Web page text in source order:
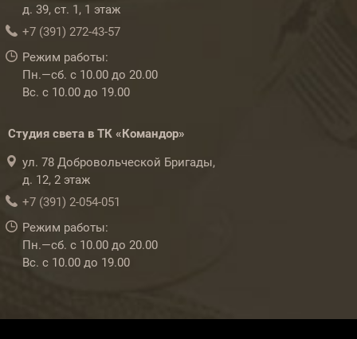
д. 39, ст. 1, 1 этаж
+7 (391) 272-43-57
Режим работы:
Пн.—сб. с 10.00 до 20.00
Вс. с 10.00 до 19.00
Студия света в ТК «Командор»
ул. 78 Добровольческой Бригады,
д. 12, 2 этаж
+7 (391) 2-054-051
Режим работы:
Пн.—сб. с 10.00 до 20.00
Вс. с 10.00 до 19.00